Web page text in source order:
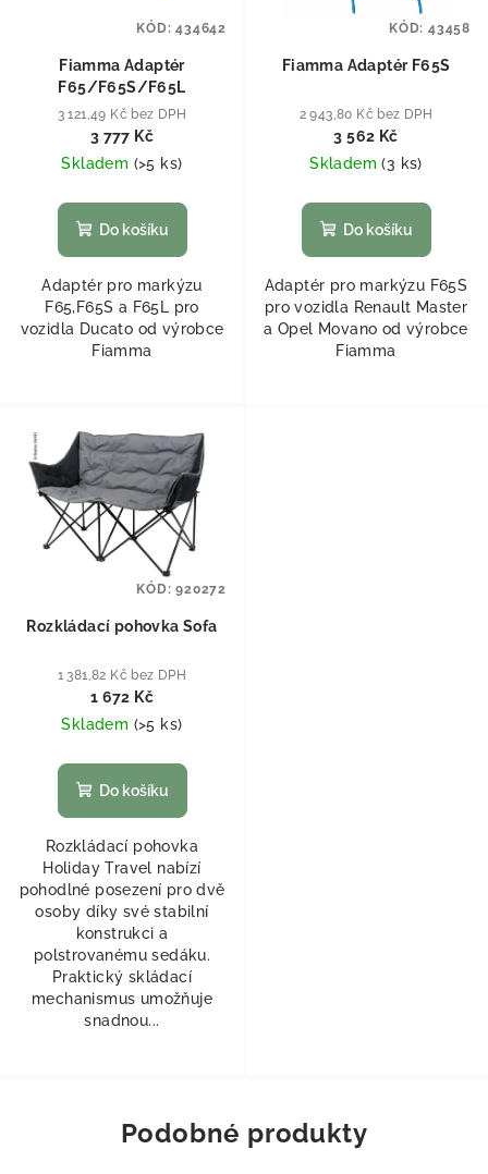
Fiamma Adaptér
F65/F65S/F65L
3 121,49 Kč bez DPH
3 777 Kč
Skladem (>5 ks)
Do košíku
Adaptér pro markýzu
F65,F65S a F65L pro
vozidla Ducato od výrobce
Fiamma
KÓD:434642
Fiamma Adaptér F65S
2 943,80 Kč bez DPH
3 562 Kč
Skladem(3 ks)
Do košíku
Adaptér pro markýzu F65S
pro vozidla Renault Master
a Opel Movano od výrobce
Fiamma
KÓD: 43458
Rozkládací pohovka Sofa
1 381,82 Kč bez DPH
1 672 Kč
Skladem (>5 ks)
Do košíku
Rozkládací pohovka
Holiday Travel nabízí
pohodlné posezení pro dvě
osoby díky své stabilní
konstrukci a
polstrovanému sedáku.
Praktický skládací
mechanismus umožňuje
snadnou...
KÓD:920272
Podobné produkty